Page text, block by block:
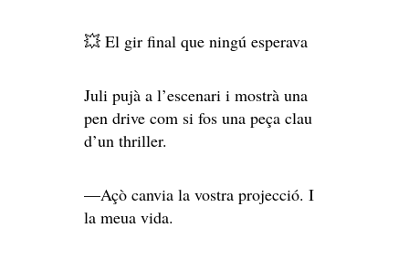
💥 El gir final que ningú esperava
Juli pujà a l’escenari i mostrà una
pen drive com si fos una peça clau
d’un thriller.
—Açò canvia la vostra projecció. I
la meua vida.